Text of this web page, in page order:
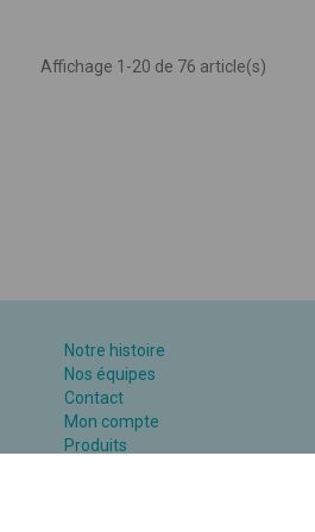
Affichage 1-20 de 76 article(s)
Notre histoire
Nos équipes
Contact
Mon compte
Produits